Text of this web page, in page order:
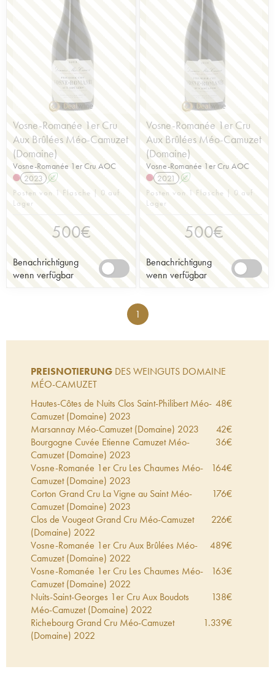
Vosne-Romanée 1er Cru
Aux Brûlées Méo-Camuzet
(Domaine)
Vosne-Romanée 1er Cru AOC
2023 A
Posten von 1 Flasche | 0 auf
Lager
500€
Benachrichtigung
wenn verfügbar
Vosne-Romanée 1er Cru
Aux Brûlées Méo-Camuzet
(Domaine)
Vosne-Romanée 1er Cru AOC
2021 A
Posten von 1 Flasche | 0 auf
Lager
500€
Benachrichtigung
wenn verfügbar
1
PREISNOTIERUNG DES WEINGUTS DOMAINE
MÉO-CAMUZET
Hautes-Côtes de Nuits Clos Saint-Philibert Méo-
Camuzet (Domaine) 2023
48€
Marsannay Méo-Camuzet (Domaine) 2023 42€
Bourgogne Cuvée Etienne Camuzet Méo-
Camuzet (Domaine) 2023
36€
Vosne-Romanée 1er Cru Les Chaumes Méo-
Camuzet (Domaine) 2023
164€
Corton Grand Cru La Vigne au Saint Méo-
Camuzet (Domaine) 2023
176€
Clos de Vougeot Grand Cru Méo-Camuzet
(Domaine) 2022
226€
Vosne-Romanée 1er Cru Aux Brûlées Méo-
Camuzet (Domaine) 2022
489€
Vosne-Romanée 1er Cru Les Chaumes Méo-
Camuzet (Domaine) 2022
163€
Nuits-Saint-Georges 1er Cru Aux Boudots
Méo-Camuzet (Domaine) 2022
138€
Richebourg Grand Cru Méo-Camuzet
(Domaine) 2022
1.339€